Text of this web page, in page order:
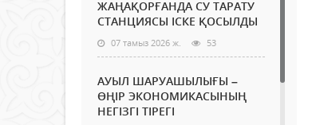
ЖАҢАҚОРҒАНДА СУ ТАРАТУ
СТАНЦИЯСЫ ІСКЕ ҚОСЫЛДЫ
07 тамыз 2026 ж. 53
АУЫЛ ШАРУАШЫЛЫҒЫ –
ӨҢІР ЭКОНОМИКАСЫНЫҢ
НЕГІЗГІ ТІРЕГІ